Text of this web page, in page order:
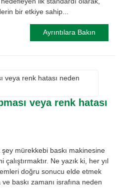
bir etkiye sahip...
Ayrıntılara Bakın
veya renk hatası
mürekkebi baskı makinesine
Ne yazık ki, her yıl
doğru sonucu elde etmek
baskı zamanı israfına neden